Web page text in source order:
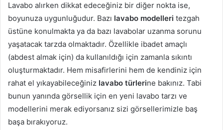
Lavabo alırken dikkat edeceğiniz bir diğer nokta ise,
boyunuza uygunluğudur. Bazı lavabo modelleri tezgah
üstüne konulmakta ya da bazı lavabolar uzanma sorunu
yaşatacak tarzda olmaktadır. Özellikle ibadet amaçlı
(abdest almak için) da kullanıldığı için zamanla sıkıntı
oluşturmaktadır. Hem misafirlerini hem de kendiniz için
rahat el yıkayabileceğiniz lavabo türlerine bakınız. Tabi
bunun yanında görsellik için en yeni lavabo tarzı ve
modellerini merak ediyorsanız sizi görsellerimizle baş
başa bırakıyoruz.